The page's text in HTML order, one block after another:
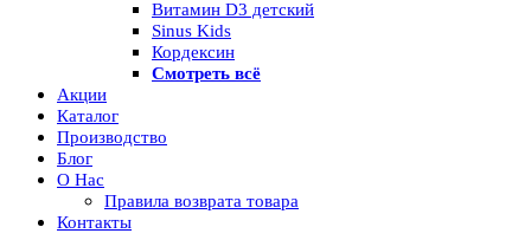
Витамин D3 детский
Sinus Kids
Кордексин
Смотреть всё
Акции
Каталог
Производство
Блог
О Нас
Правила возврата товара
Контакты